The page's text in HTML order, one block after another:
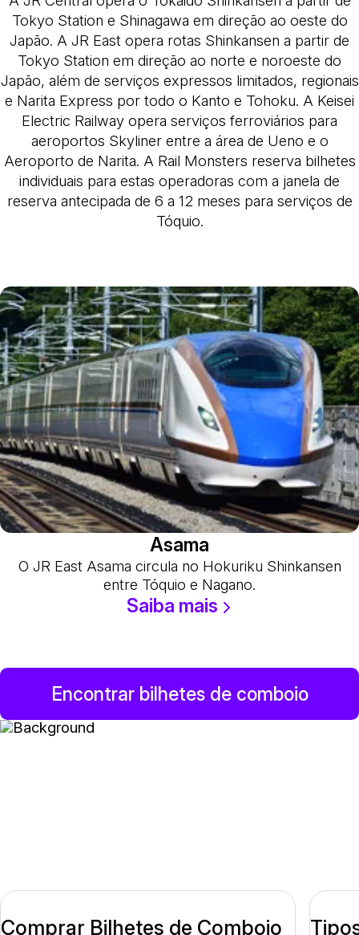
Tokyo Station e Shinagawa em direção ao oeste do
Japão. A JR East opera rotas Shinkansen a partir de
Tokyo Station em direção ao norte e noroeste do
Japão, além de serviços expressos limitados, regionais
e Narita Express por todo o Kanto e Tohoku. A Keisei
Electric Railway opera serviços ferroviários para
aeroportos Skyliner entre a área de Ueno e o
Aeroporto de Narita. A Rail Monsters reserva bilhetes
individuais para estas operadoras com a janela de
reserva antecipada de 6 a 12 meses para serviços de
Tóquio.
Asama
O JR East Asama circula no Hokuriku Shinkansen
entre Tóquio e Nagano.
Saiba mais
Encontrar bilhetes de comboio
Comprar Bilhetes de Comboio